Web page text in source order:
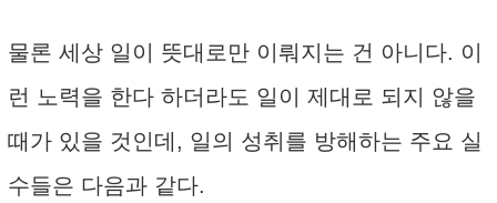
물론 세상 일이 뜻대로만 이뤄지는 건 아니다. 이
런 노력을 한다 하더라도 일이 제대로 되지 않을
때가 있을 것인데, 일의 성취를 방해하는 주요 실
수들은 다음과 같다.